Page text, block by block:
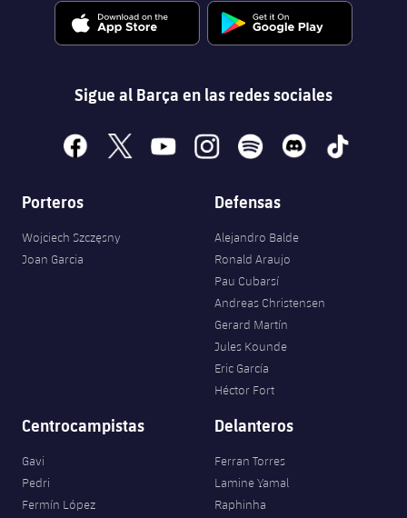
Sigue al Barça en las redes sociales
facebook
x youtubeinstagramspotify discord tiktok
Porteros
Wojciech Szczęsny
Joan Garcia
Defensas
Alejandro Balde
Ronald Araujo
Pau Cubarsí
Andreas Christensen
Gerard Martín
Jules Kounde
Eric García
Héctor Fort
Centrocampistas
Gavi
Pedri
Fermín López
Delanteros
Ferran Torres
Lamine Yamal
Raphinha